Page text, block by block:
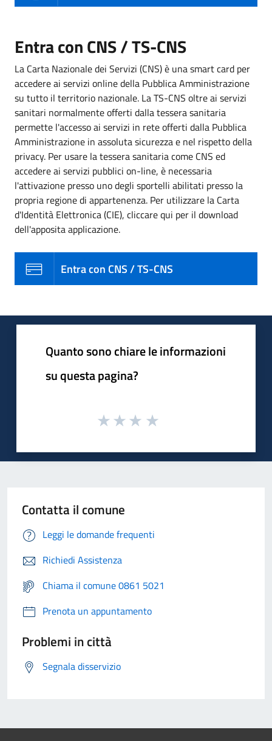
Entra con CNS / TS-CNS
La Carta Nazionale dei Servizi (CNS) è una smart card per
accedere ai servizi online della Pubblica Amministrazione
su tutto il territorio nazionale. La TS-CNS oltre ai servizi
sanitari normalmente offerti dalla tessera sanitaria
permette l'accesso ai servizi in rete offerti dalla Pubblica
Amministrazione in assoluta sicurezza e nel rispetto della
privacy. Per usare la tessera sanitaria come CNS ed
accedere ai servizi pubblici on-line, è necessaria
l'attivazione presso uno degli sportelli abilitati presso la
propria regione di appartenenza. Per utilizzare la Carta
d'Identità Elettronica (CIE), cliccare qui per il download
dell'apposita applicazione.
Entra con CNS / TS-CNS
Quanto sono chiare le informazioni
su questa pagina?
Contatta il comune
Leggi le domande frequenti
Richiedi Assistenza
Chiama il comune 0861 5021
Prenota un appuntamento
Problemi in città
Segnala disservizio